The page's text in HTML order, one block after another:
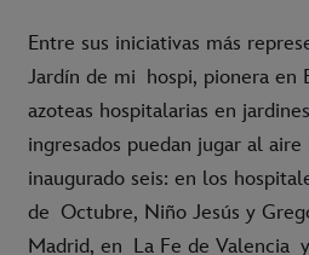
Entre sus iniciativas más
Jardín de mi hospi, pionera en
azoteas hospitalarias en
ingresados puedan jugar al aire
inaugurado seis: en los
de Octubre, Niño Jesús y
Madrid, en La Fe de Valencia